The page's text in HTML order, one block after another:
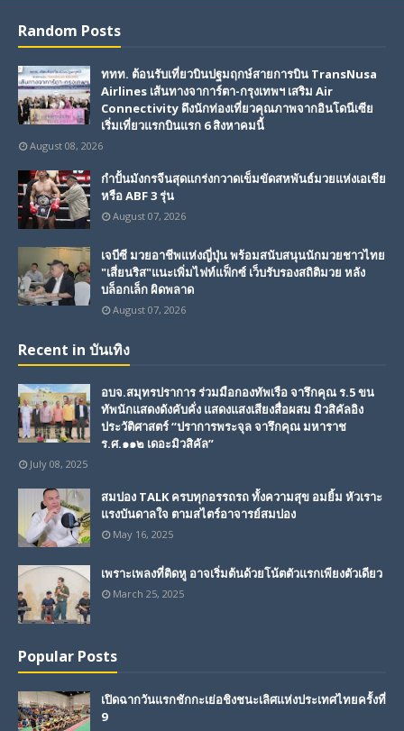
Random Posts
ททท. ต้อนรับเที่ยวบินปฐมฤกษ์สายการบิน TransNusa
Airlines เส้นทางจาการ์ตา-กรุงเทพฯ เสริม Air
Connectivity ดึงนักท่องเที่ยวคุณภาพจากอินโดนีเซีย
เริ่มเที่ยวแรกบินแรก 6 สิงหาคมนี้
August 08, 2026
กำปั้นมังกรจีนสุดแกร่งกวาดเข็มขัดสหพันธ์มวยแห่งเอเชีย
หรือ ABF 3 รุ่น
August 07, 2026
เจบีซี มวยอาชีพแห่งญี่ปุ่น พร้อมสนับสนุนนักมวยชาวไทย
"เสี่ยนริส"แนะเพิ่มไฟท์แฟ็กซ์ เว็บรับรองสถิติมวย หลัง
บล็อกเล็ก ผิดพลาด
August 07, 2026
Recent in บันเทิง
อบจ.สมุทรปราการ ร่วมมือกองทัพเรือ จารึกคุณ ร.5 ขน
ทัพนักแสดงดังคับคั่ง แสดงแสงเสียงสื่อผสม มิวสิคัลอิง
ประวัติศาสตร์ “ปราการพระจุล จารึกคุณ มหาราช
ร.ศ.๑๑๒ เดอะมิวสิคัล”
July 08, 2025
สมปอง TALK ครบทุกอรรถรถ ทั้งความสุข อมยิ้ม หัวเราะ
แรงบันดาลใจ ตามสไตร์อาจารย์สมปอง
May 16, 2025
เพราะเพลงที่ติดหู อาจเริ่มต้นด้วยโน้ตตัวแรกเพียงตัวเดียว
March 25, 2025
Popular Posts
เปิดฉากวันแรกชักกะเย่อชิงชนะเลิศแห่งประเทศไทยครั้งที่
9